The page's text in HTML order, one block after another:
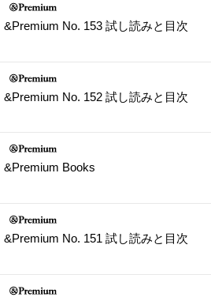
&Premium No. 153 試し読みと目次
&Premium No. 152 試し読みと目次
&Premium Books
&Premium No. 151 試し読みと目次